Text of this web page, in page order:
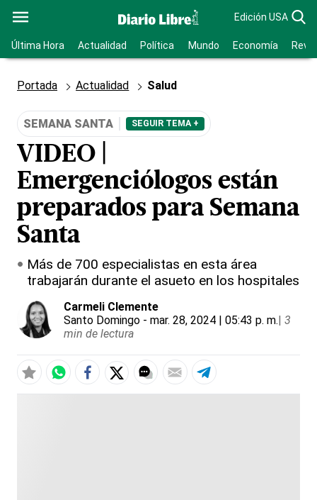
Edición USA
Última Hora Actualidad Política Mundo Economía
Portada Actualidad Salud
SEMANA SANTA SEGUIR TEMA +
VIDEO |
Emergenciólogos están
preparados para Semana
Santa
Más de 700 especialistas en esta área
trabajarán durante el asueto en los hospitales
Carmeli Clemente
Santo Domingo - mar. 28, 2024 | 05:43 p. m.| 3
min de lectura